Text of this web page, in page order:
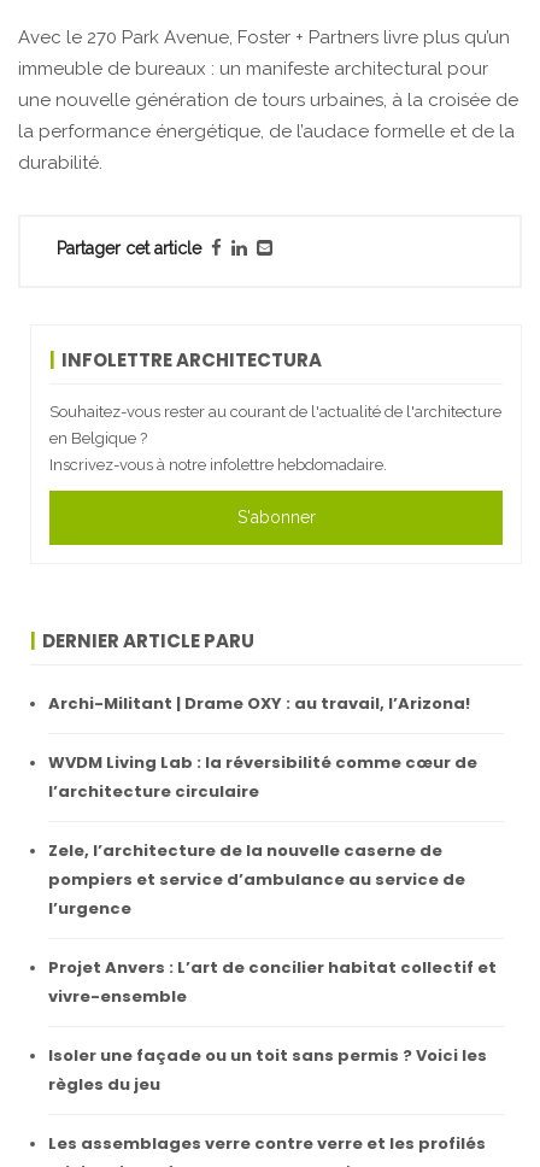
Avec le 270 Park Avenue, Foster + Partners livre plus qu’un
immeuble de bureaux : un manifeste architectural pour
une nouvelle génération de tours urbaines, à la croisée de
la performance énergétique, de l’audace formelle et de la
durabilité.
Partager cet article
INFOLETTRE ARCHITECTURA
Souhaitez-vous rester au courant de l'actualité de l'architecture
en Belgique ?
Inscrivez-vous à notre infolettre hebdomadaire.
S'abonner
DERNIER ARTICLE PARU
Archi-Militant | Drame OXY : au travail, l’Arizona!
WVDM Living Lab : la réversibilité comme cœur de
l’architecture circulaire
Zele, l’architecture de la nouvelle caserne de
pompiers et service d’ambulance au service de
l’urgence
Projet Anvers : L’art de concilier habitat collectif et
vivre-ensemble
Isoler une façade ou un toit sans permis ? Voici les
règles du jeu
Les assemblages verre contre verre et les profilés